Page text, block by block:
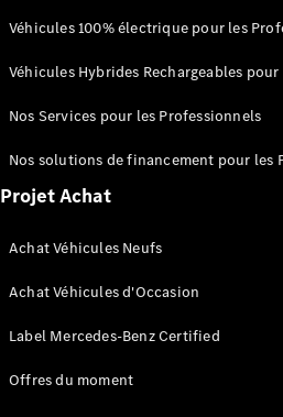
véhicule
CLE Coupé
AMG GT
Coupé
AMG GT
Véhicules 100% électrique pour les
Véhicules Hybrides Rechargeables
Nos Services pour les Professionnels
Nos solutions de financement pour les
Projet Achat
Achat Véhicules Neufs
Achat Véhicules d'Occasion
Label Mercedes-Benz Certified
Offres du moment